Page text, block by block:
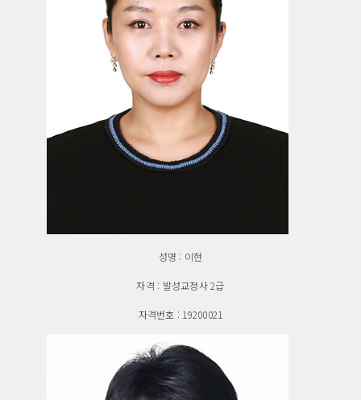
성명 : 이현
자격 : 발성교정사 2급
자격번호 : 19200021